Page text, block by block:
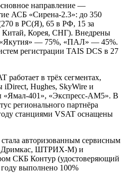
направление —
АСБ «Сирена-2.3»: до 350
в РС(Я), 65 в РФ, 15 за
Корея, СНГ). Внедрены
«Якутия» — 75%, «ПАЛ» — 45%.
регистрации TAIS DCS в 27
работает в трёх сегментах,
iDirect, Hughes, SkyWire и
«Ямал-401», «Экспресс-АМ5». В
регионального партнёра
станциями VSAT оснащены
авторизованным сервисным
ШТРИХ-М) и
СКБ Контур (удостоверяющий
выполнено 100%